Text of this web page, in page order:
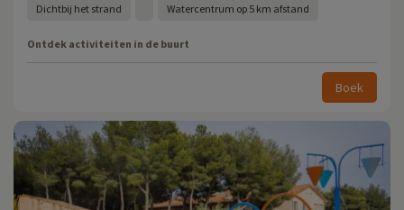
Dichtbij het strand Watercentrum op 5 km afstand
Ontdek activiteiten in de buurt
Boek